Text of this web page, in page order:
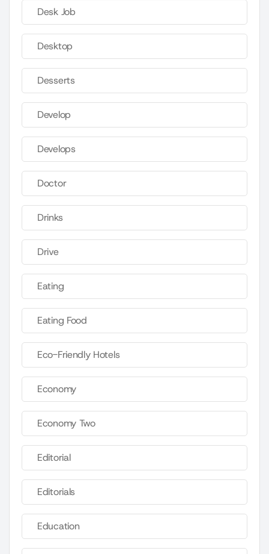
Desk Job
Desktop
Desserts
Develop
Develops
Doctor
Drinks
Drive
Eating
Eating Food
Eco-Friendly Hotels
Economy
Economy Two
Editorial
Editorials
Education